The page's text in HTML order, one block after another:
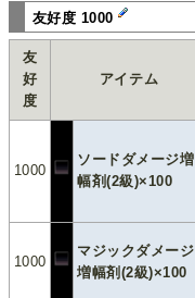
友好度 1000
友
好
度
アイテム
1000
ソードダメージ増
幅剤(2級)×100
1000
マジックダメージ
増幅剤(2級)×100